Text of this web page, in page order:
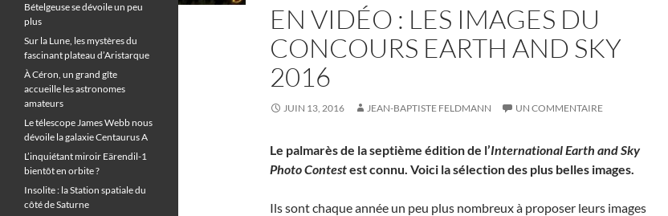
EN VIDÉO : LES IMAGES DU
CONCOURS EARTH AND SKY
2016
JUIN 13, 2016 JEAN-BAPTISTE FELDMANN UN COMMENTAIRE
Le palmarès de la septième édition de l’InternationalEarth and Sky
Photo Contestest connu. Voici la sélection des plus belles images.
Ils sont chaque année un peu plus nombreux à proposer leurs images
Bételgeuse se dévoile un peu
plus
Sur la Lune, les mystères du
fascinant plateau d’Aristarque
À Céron, un grand gîte
accueille les astronomes
amateurs
Le télescope James Webb nous
dévoile la galaxie Centaurus A
L’inquiétant miroir Eärendil-1
bientôt en orbite ?
Insolite : la Station spatiale du
côté de Saturne